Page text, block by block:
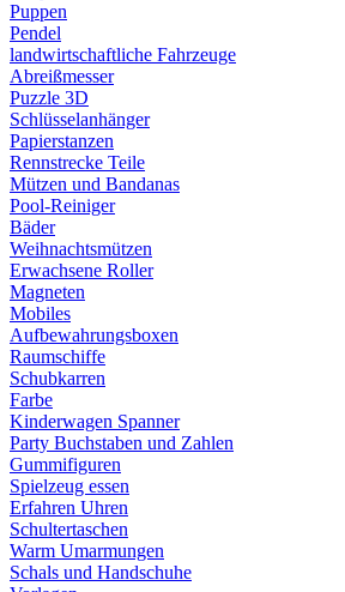
Puppen
Pendel
landwirtschaftliche Fahrzeuge
Abreißmesser
Puzzle 3D
Schlüsselanhänger
Papierstanzen
Rennstrecke Teile
Mützen und Bandanas
Pool-Reiniger
Bäder
Weihnachtsmützen
Erwachsene Roller
Magneten
Mobiles
Aufbewahrungsboxen
Raumschiffe
Schubkarren
Farbe
Kinderwagen Spanner
Party Buchstaben und Zahlen
Gummifiguren
Spielzeug essen
Erfahren Uhren
Schultertaschen
Warm Umarmungen
Schals und Handschuhe